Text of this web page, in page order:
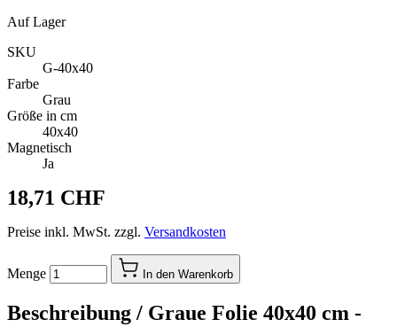
Auf Lager
SKU
G-40x40
Farbe
Grau
Größe in cm
40x40
Magnetisch
Ja
18,71 CHF
Preise inkl. MwSt. zzgl. Versandkosten
Menge In den Warenkorb
Beschreibung / Graue Folie 40x40 cm -